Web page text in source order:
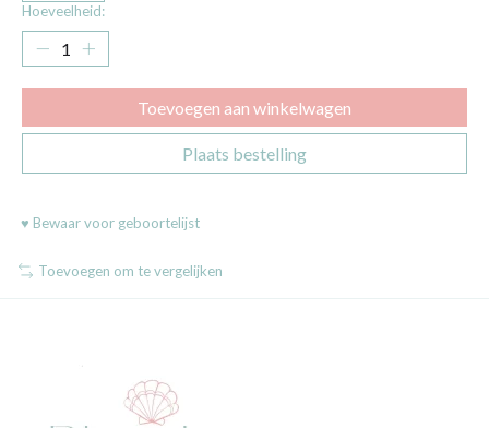
Hoeveelheid:
Toevoegen aan winkelwagen
Plaats bestelling
♥ Bewaar voor geboortelijst
Toevoegen om te vergelijken